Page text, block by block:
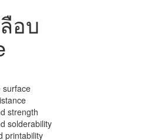
อบ
surface
strength
solderability
printability